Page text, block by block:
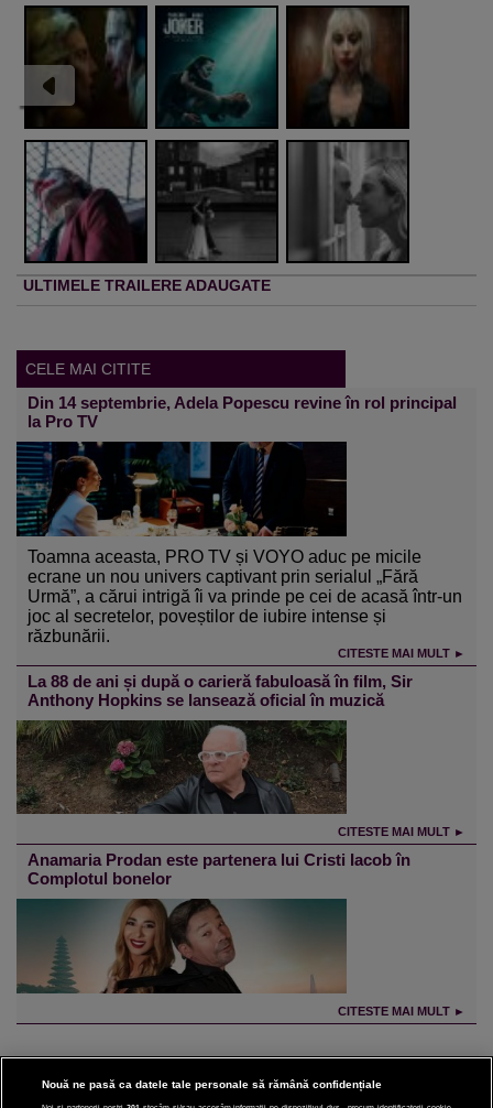
ULTIMELE TRAILERE ADAUGATE
CELE MAI CITITE
Din 14 septembrie, Adela Popescu revine în rol principal
la Pro TV
Toamna aceasta, PRO TV și VOYO aduc pe micile
ecrane un nou univers captivant prin serialul „Fără
Urmă”, a cărui intrigă îi va prinde pe cei de acasă într-un
joc al secretelor, poveștilor de iubire intense și
răzbunării.
CITESTE MAI MULT ►
La 88 de ani și după o carieră fabuloasă în film, Sir
Anthony Hopkins se lansează oficial în muzică
CITESTE MAI MULT ►
Anamaria Prodan este partenera lui Cristi Iacob în
Complotul bonelor
CITESTE MAI MULT ►
Nouă ne pasă ca datele tale personale să rămână confidențiale